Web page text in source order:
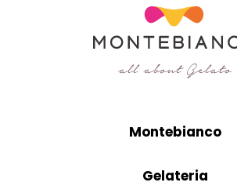
Montebianco
Gelateria